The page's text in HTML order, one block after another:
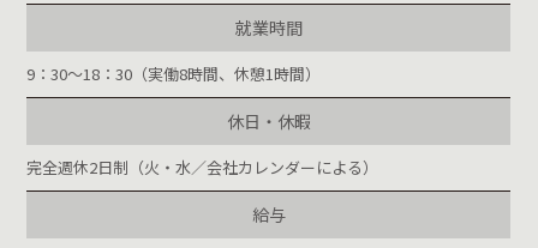
就業時間
9：30～18：30（実働8時間、休憩1時間）
休日・休暇
完全週休2日制（火・水／会社カレンダーによる）
給与